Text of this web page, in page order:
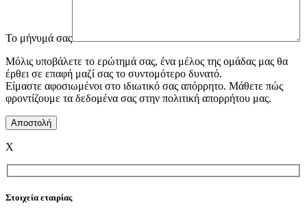
To μήνυμά σας
Μόλις υποβάλετε το ερώτημά σας, ένα μέλος της ομάδας μας θα
έρθει σε επαφή μαζί σας το συντομότερο δυνατό.
Είμαστε αφοσιωμένοι στο ιδιωτικό σας απόρρητο. Μάθετε πώς
φροντίζουμε τα δεδομένα σας στην πολιτική απορρήτου μας.
X
Στοιχεία εταιρίας